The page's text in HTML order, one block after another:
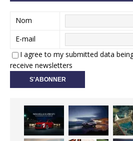
Nom
E-mail
I agree to my submitted data
receive newsletters